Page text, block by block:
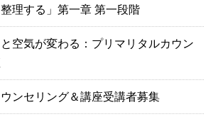
理する」第一章 第一段階
空気が変わる：プリマリタルカウン
ンセリング＆講座受講者募集